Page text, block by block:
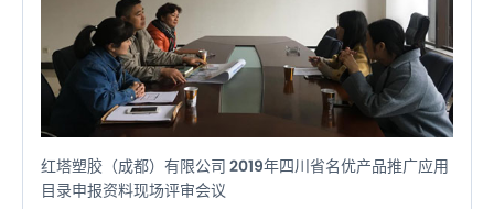
红塔塑胶（成都）有限公司 2019年四川省名优产品推广应用
目录申报资料现场评审会议